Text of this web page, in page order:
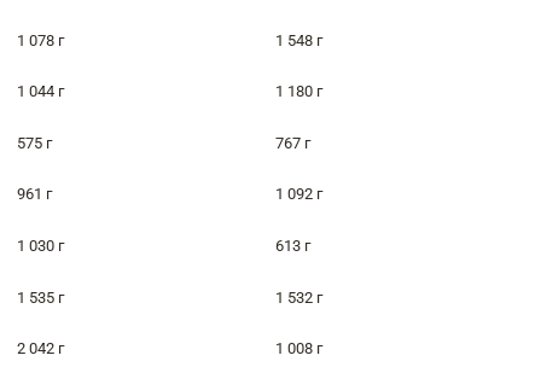
1 078 г 1 548 г
1 044 г 1 180 г
575 г 767 г
961 г 1 092 г
1 030 г 613 г
1 535 г 1 532 г
2 042 г 1 008 г